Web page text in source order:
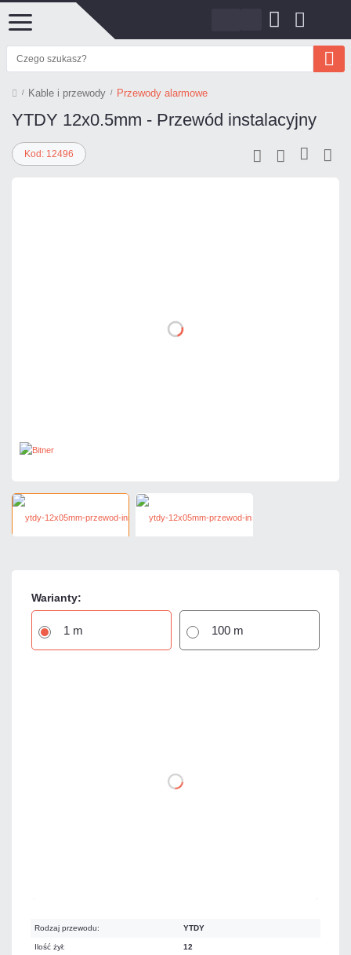
Kable i przewody Przewody alarmowe
YTDY 12x0.5mm - Przewód instalacyjny
Kod: 12496
Warianty:
1 m 100 m
Rodzaj przewodu: YTDY
Ilość żył: 12